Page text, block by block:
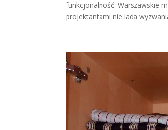
funkcjonalność. Warszawskie
projektantami nie lada